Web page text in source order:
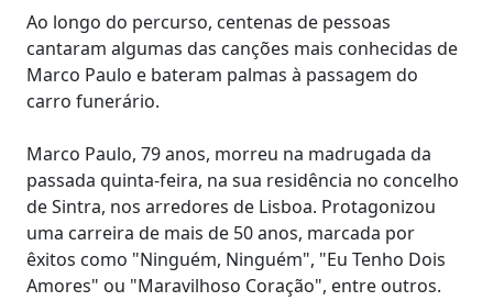
Ao longo do percurso, centenas de pessoas
cantaram algumas das canções mais conhecidas de
Marco Paulo e bateram palmas à passagem do
carro funerário.
Marco Paulo, 79 anos, morreu na madrugada da
passada quinta-feira, na sua residência no concelho
de Sintra, nos arredores de Lisboa. Protagonizou
uma carreira de mais de 50 anos, marcada por
êxitos como "Ninguém, Ninguém", "Eu Tenho Dois
Amores" ou "Maravilhoso Coração", entre outros.